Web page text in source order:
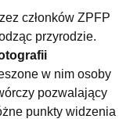
członków ZPFP
przyrodzie.
w nim osoby
pozwalający
punkty widzenia